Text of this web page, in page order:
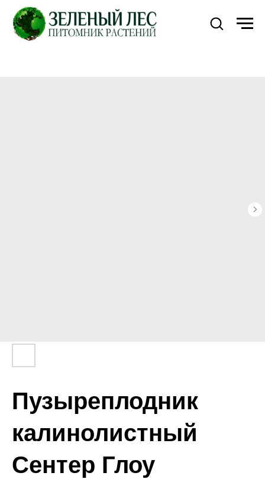
Пузыреплодник
калинолистный
Сентер Глоу